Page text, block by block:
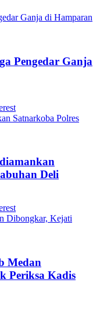
Pengedar Ganja
Deli
Medan
Periksa Kadis